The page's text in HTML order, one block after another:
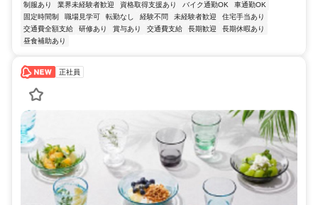
制服あり 業界未経験者歓迎 資格取得支援あり バイク通勤OK
車通勤OK
固定時間制
職場見学可 転勤なし 経験不問 未経験者歓迎
住宅手当あり
交通費全額支給
研修あり 賞与あり 交通費支給 長期歓迎
長期休暇あり
昼食補助あり
正社員